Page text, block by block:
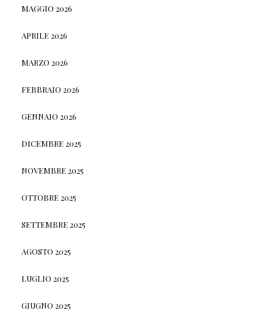
MAGGIO 2026
APRILE 2026
MARZO 2026
FEBBRAIO 2026
GENNAIO 2026
DICEMBRE 2025
NOVEMBRE 2025
OTTOBRE 2025
SETTEMBRE 2025
AGOSTO 2025
LUGLIO 2025
GIUGNO 2025